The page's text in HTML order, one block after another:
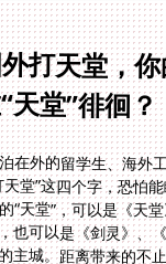
打天堂，
天堂”徘徊？
在外的留学生、海外
堂”这四个字，恐怕能瞬
天堂”，可以是《天堂》
可以是《剑灵》、《天
主城。距离带来的不止
色延迟，技能按出去像
进行。原因无他，物理
道无形的墙。但别灰心
专为回国游戏设计的加
文章，就是为你厘清思